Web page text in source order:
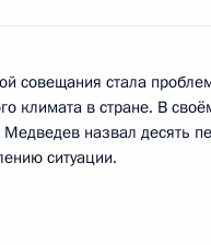
совещания стала
климата в стране. В
назвал десять
ситуации.